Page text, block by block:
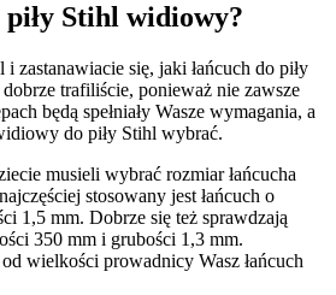
piły Stihl widiowy?
i zastanawiacie się, jaki łańcuch do piły
trafiliście, ponieważ nie zawsze
będą spełniały Wasze wymagania, a
do piły Stihl wybrać.
musieli wybrać rozmiar łańcucha
stosowany jest łańcuch o
1,5 mm. Dobrze się też sprawdzają
350 mm i grubości 1,3 mm.
wielkości prowadnicy Wasz łańcuch